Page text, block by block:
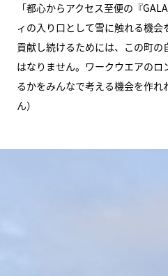
「都心からアクセス至便の『
ィの入り口として雪に触れる機
貢献し続けるためには、この町の
はなりません。ワークウエアのロ
るかをみんなで考える機会を作れ
ん）